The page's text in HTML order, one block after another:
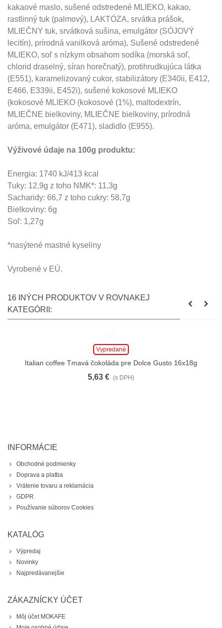
kakaové maslo, sušené odstredené MLIEKO, kakao,
rastlinný tuk (palmový), LAKTÓZA, srvátka prášok,
MLIEČNY tuk, srvátková sušina, emulgátor (SÓJOVÝ
lecitín), prírodná vanilková aróma), Sušené odstredené
MLIEKO, soľ s nízkym obsahom sodíka (morská soľ,
chlorid draselný, síran horečnatý), protihrudkujúca látka
(E551), karamelizovaný cukor, stabilizátory (E340ii, E412,
E466, E339ii, E452i), sušené kokosové MLIEKO
(kokosové MLIEKO (kokosové (1%), maltodextrín,
MLIEČNE bielkoviny, MLIEČNE bielkoviny, prírodná
aróma, emulgátor (E471), sladidlo (E955).
Výživové údaje na 100g produktu:
Energia: 1740 kJ/413 kcal
Tuky: 12,9g z toho NMK*: 11,3g
Sacharidy: 66,7 z toho cukry: 58,7g
Bielkoviny: 6g
Soľ: 1,27g
*nasýtené mastné kyseliny
Vyrobené v EÚ.
16 INÝCH PRODUKTOV V ROVNAKEJ
KATEGÓRII:
Vypredané
Italian coffee Tmavá čokoláda pre Dolce Gusto 16x18g
5,63 € (s DPH)
INFORMÁCIE
Obchodné podmienky
Doprava a platba
Vrátenie tovaru a reklamácia
GDPR
Používanie súborov Cookies
KATALÓG
Výpredaj
Novinky
Najpredávanejšie
ZÁKAZNÍCKY ÚČET
Môj účet MOKAFE